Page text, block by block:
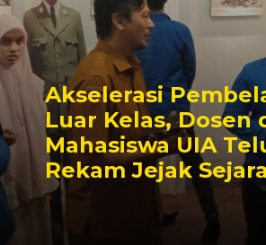
Akselerasi
Luar Kelas, Dosen
Mahasiswa UIA
Rekam Jejak